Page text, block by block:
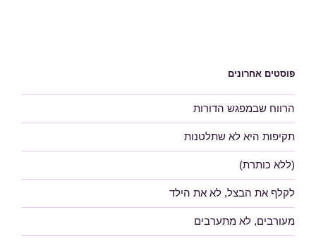
פוסטים אחרונים
הרווח שבמפגש הדורות
תקיפות היא לא שתלטנות
(ללא כותרת)
לקלף את הבצל, לא את הילד
מעורבים, לא מתערבים